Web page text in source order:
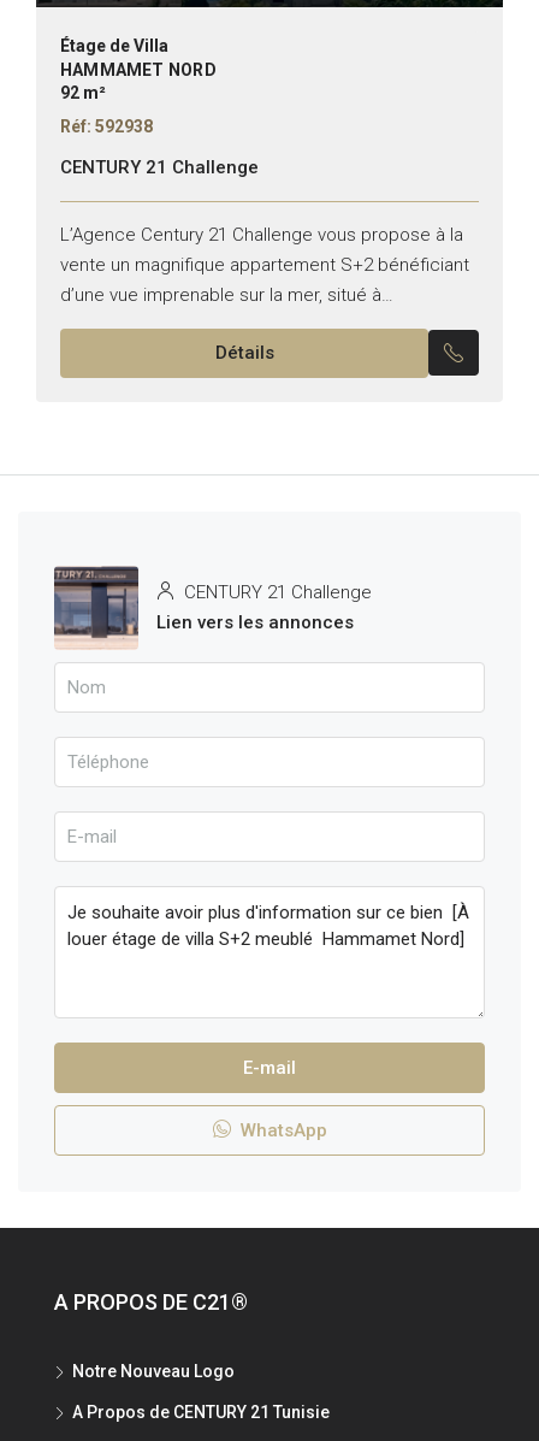
Étage de Villa
HAMMAMET NORD
92 m²
Réf: 592938
CENTURY 21 Challenge
L’Agence Century 21 Challenge vous propose à la
vente un magnifique appartement S+2 bénéficiant
d’une vue imprenable sur la mer, situé à
Hammamet Nord, côté Badira. L’appartement se
Détails
CENTURY 21 Challenge
Lien vers les annonces
E-mail
WhatsApp
A PROPOS DE C21®
Notre Nouveau Logo
A Propos de CENTURY 21 Tunisie